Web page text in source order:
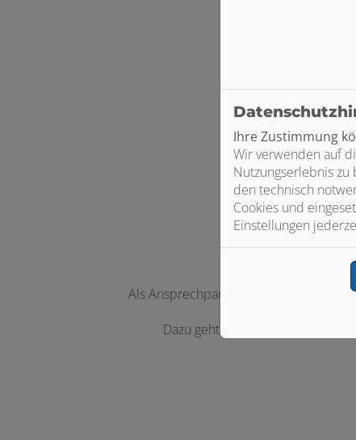
Als Ansprechpartner der Firma
Dazu geht der erste Schritt ganz
Ihre Zustimmung
Wir verwenden auf
Nutzungserlebnis zu
den technisch
Cookies und
Einstellungen